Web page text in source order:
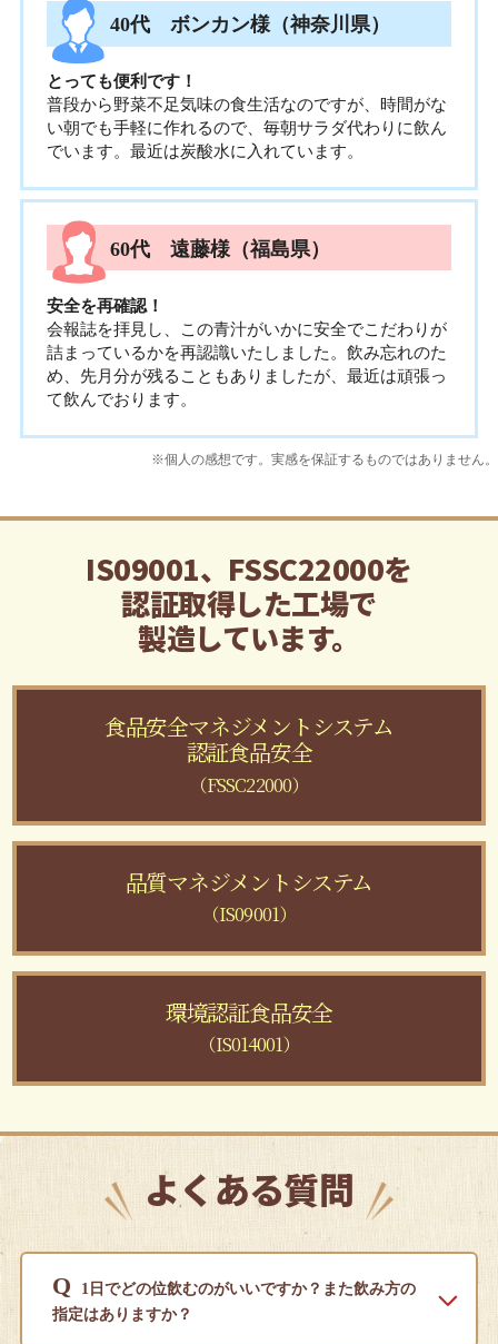
40代 ボンカン様（神奈川県）
とっても便利です！
普段から野菜不足気味の食生活なのですが、時間がな
い朝でも手軽に作れるので、毎朝サラダ代わりに飲ん
でいます。最近は炭酸水に入れています。
60代 遠藤様（福島県）
安全を再確認！
会報誌を拝見し、この青汁がいかに安全でこだわりが
詰まっているかを再認識いたしました。飲み忘れのた
め、先月分が残ることもありましたが、最近は頑張っ
て飲んでおります。
※個人の感想です。実感を保証するものではありません。
IS09001、FSSC22000を
認証取得した工場で
製造しています。
食品安全マネジメントシステム
認証食品安全
（FSSC22000）
品質マネジメントシステム
（IS09001）
環境認証食品安全
（IS014001）
よくある質問
Q
1日でどの位飲むのがいいですか？また飲み方の
指定はありますか？